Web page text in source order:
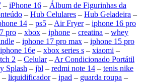
– iPhone 16 – Álbum de Figurinhas da
– Hub Celulares – Hub Geladeira –
14 – ps5 – Air Fryer– iphone 16 pro
pro – xbox – iphone – creatina – whey
– iphone 17 pro max – iphone 15 pro
iphone 16e – xbox series s – xiaomi –
2 – Celular– Ar Condicionado Portátil
Splash – jbl – redmi note 14 – tenis nike
– liquidificador– ipad – guarda roupa –